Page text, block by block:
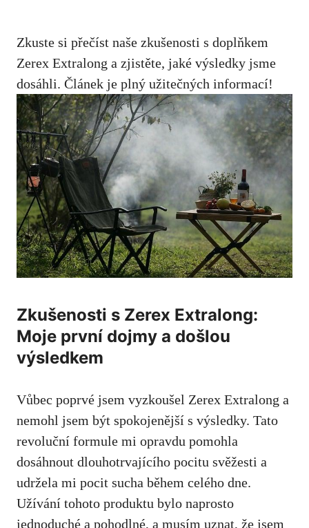
Zkuste si přečíst naše zkušenosti s doplňkem
Zerex Extralong a zjistěte, jaké výsledky jsme
dosáhli. Článek je plný užitečných informací!
Zkušenosti s Zerex Extralong:
Moje první dojmy a došlou
výsledkem
Vůbec poprvé jsem vyzkoušel Zerex Extralong a
nemohl jsem být spokojenější s výsledky. Tato
revoluční formule mi opravdu pomohla
dosáhnout dlouhotrvajícího pocitu svěžesti a
udržela mi pocit sucha během celého dne.
Užívání tohoto produktu bylo naprosto
jednoduché a pohodlné, a musím uznat, že jsem